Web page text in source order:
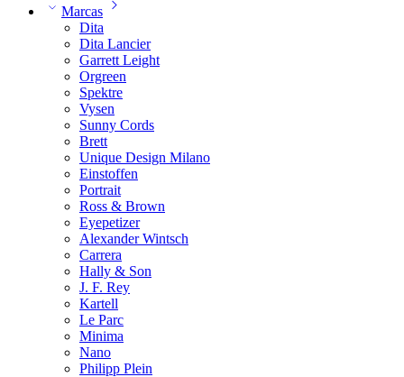
Marcas
Dita
Dita Lancier
Garrett Leight
Orgreen
Spektre
Vysen
Sunny Cords
Brett
Unique Design Milano
Einstoffen
Portrait
Ross & Brown
Eyepetizer
Alexander Wintsch
Carrera
Hally & Son
J. F. Rey
Kartell
Le Parc
Minima
Nano
Philipp Plein